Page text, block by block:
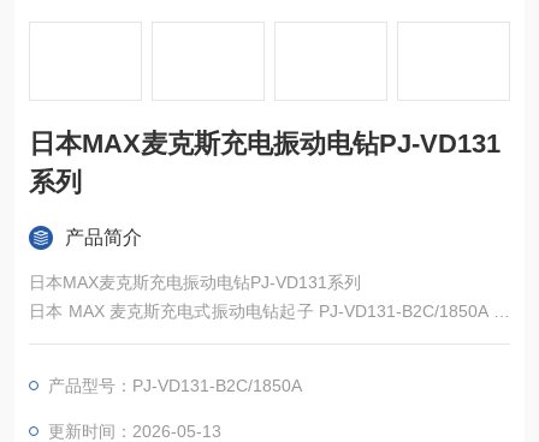
日本MAX麦克斯充电振动电钻PJ-VD131
系列
产品简介
日本MAX麦克斯充电振动电钻PJ-VD131系列
日本 MAX 麦克斯充电式振动电钻起子 PJ-VD131-B2C/1850A 是
一款融合多模式作业与精准控制的专业电动工具，搭载无刷分割
时实现振动钻孔、普通钻孔、螺丝紧固全场景覆盖。适配 18V/5.
0Ah 双电池，支持 2 档变速（0-600/0-2200rpm）与 IP56 防尘
产品型号：PJ-VD131-B2C/1850A
更新时间：2026-05-13